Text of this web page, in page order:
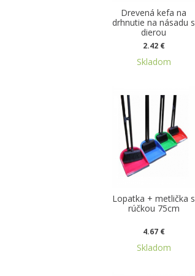
Drevená kefa na
drhnutie na násadu s
dierou
2.42 €
Skladom
Lopatka + metlička s
rúčkou 75cm
4.67 €
Skladom